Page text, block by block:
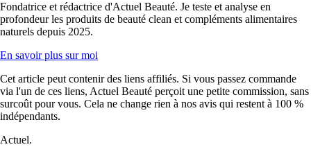
Fondatrice et rédactrice d'Actuel Beauté. Je teste et analyse en
profondeur les produits de beauté clean et compléments alimentaires
naturels depuis 2025.
En savoir plus sur moi
Cet article peut contenir des liens affiliés. Si vous passez commande
via l'un de ces liens, Actuel Beauté perçoit une petite commission, sans
surcoût pour vous. Cela ne change rien à nos avis qui restent à 100 %
indépendants.
Actuel.